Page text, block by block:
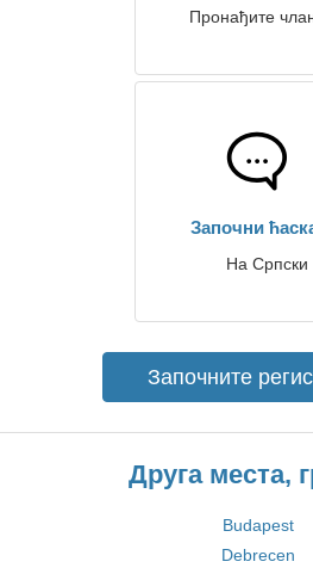
Пронађите
Започни
На Српски
Започните
Друга места,
Budapest
Debrecen